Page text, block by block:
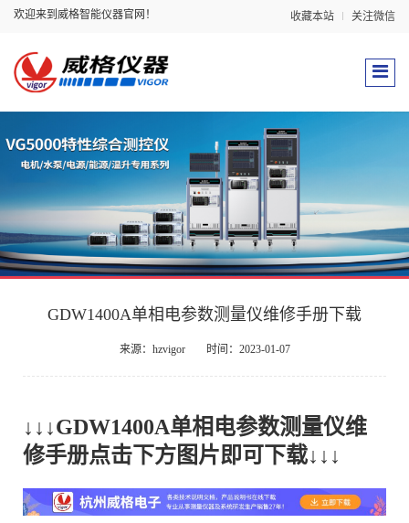
欢迎来到威格智能仪器官网！ 收藏本站 关注微信
GDW1400A单相电参数测量仪维修手册下载
来源：hzvigor 时间：2023-01-07
↓↓↓GDW1400A单相电参数测量仪维
修手册点击下方图片即可下载↓↓↓